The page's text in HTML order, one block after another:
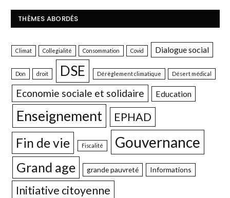
THÈMES ABORDÉS
Climat Collegialité Consommation Covid Dialogue social
Don droit DSE Dérèglement climatique Désert médical
Economie sociale et solidaire Education
Enseignement EPHAD
Fin de vie Fiscalité Gouvernance
Grand age grande pauvreté Informations
Initiative citoyenne